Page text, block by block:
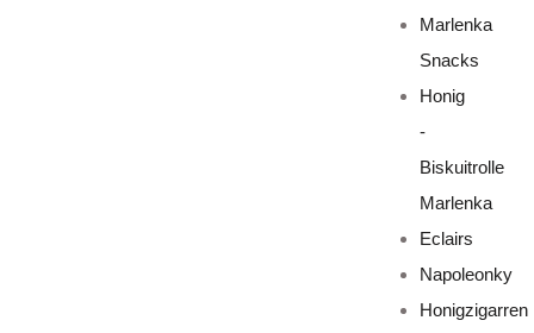
Marlenka
Snacks
Honig
-
Biskuitrolle
Marlenka
Eclairs
Napoleonky
Honigzigarren